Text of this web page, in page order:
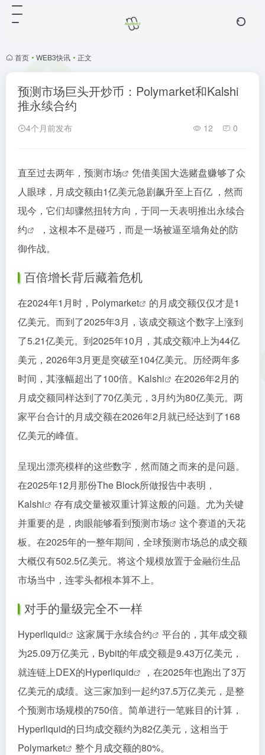
首页 • WEB3快讯 • 正文
预测市场巨头开炒币：Polymarket和Kalshi
推永续合约
4个月前发布 12 0
直至过去两年， 预测市场
凭借美国大选赌盘赚够了众
人眼球，月成交额由1亿美元急剧飙升至上百亿 ，然而
现今，它们却骤然扭转方向，于同一天表明推出永续合
约
，这根本不是碰巧，而是一场被逼至墙角处的防
御作战。
百倍增长背后藏着危机
在2024年1月时， Polymarket
的月成交额仅仅才是1
亿美元。而到了2025年3月，该成交额这个数字上涨到
了5.21亿美元。到2025年10月，其成交额冲上为44亿
美元，2026年3月更是突破至104亿美元。历经两年多
时间，其涨幅超出了100倍。 Kalshi
在2026年2月的
月成交额同样达到了70亿美元，3月约为80亿美元。两
家平台合计的月成交额在2026年2月就已经达到了168
亿美元的峰值。
呈现出漂亮模样的这些数字，然而随之而来的是问题。
在2025年12月那份The Block所做报告中表明，
Kalshi
存有成交量被双重计算这般的问题。尤为关键
并重要的是，肉眼能够看到预测市场
这个赛道的天花
板。在2025年的一整年期间，全球预测市场总的成交额
大概仅有502.5亿美元。将这个规模放置于金融衍生品
市场当中，连零头都根本算不上。
对手的量级完全不一样
Hyperliquid 这家属于永续合约
平台的，其年成交额
为25.09万亿美元，Bybit的年成交额是9.43万亿美元，
就连链上DEX的Hyperliquid
，在2025年也跑出了3万
亿美元的成绩。这三家加到一起约37.5万亿美元，是整
个预测市场规模的750倍。简单进行一笔账目的计算，
Hyperliquid的日均成交额约为82亿美元，这相当于
Polymarket
整个月成交额的80%。